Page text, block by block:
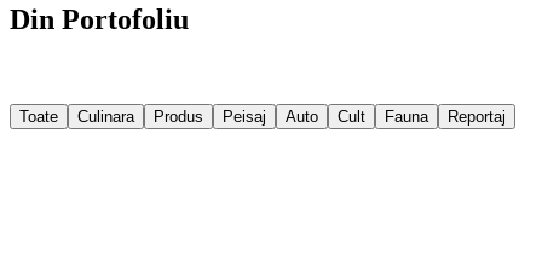
Din Portofoliu
Toate Culinara Produs Peisaj Auto Cult Fauna Reportaj